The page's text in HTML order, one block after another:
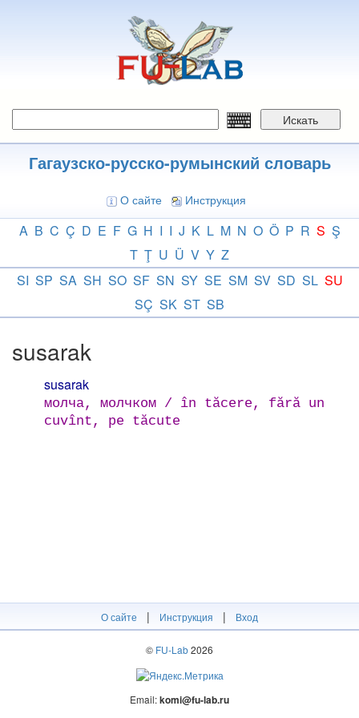
Искать
Гагаузско-русско-румынский словарь
О сайте Инструкция
A B C Ç D E F G H I I J K L M N O Ö P R S Ş
T Ţ U Ü V Y Z
SI SP SA SH SO SF SN SY SE SM SV SD SL SU
SÇ SK ST SB
susarak
susarak
молча, молчком / în tăcere, fără un
cuvînt, pe tăcute
О сайте | Инструкция | Вход
© FU-Lab2026
Email:komi@fu-lab.ru